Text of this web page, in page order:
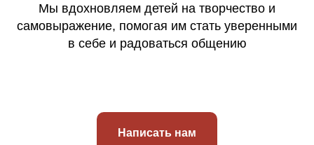
Мы вдохновляем детей на творчество и
самовыражение, помогая им стать уверенными
в себе и радоваться общению
Написать нам